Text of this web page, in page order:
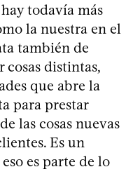
todavía más
la nuestra en el
también de
cosas distintas,
que abre la
para prestar
las cosas nuevas
Es un
es parte de lo